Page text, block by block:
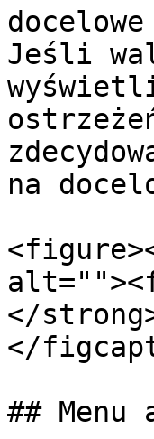
Jeśli
na
</
</
##